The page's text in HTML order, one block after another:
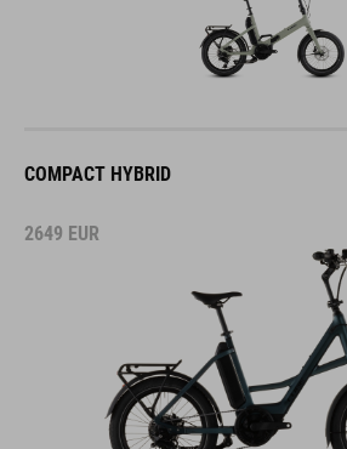
COMPACT HYBRID
2649 EUR